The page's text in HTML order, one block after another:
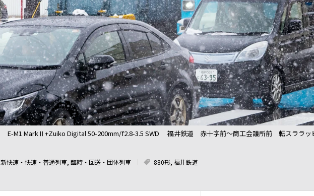
E-M1 MarkⅡ+Zuiko Digital 50-200mm/f2.8-3.5 SWD 福井鉄道 赤十字前～商工会議所前 転スララ
新快速・快速・普通列車, 臨時・回送・団体列車 880形, 福井鉄道